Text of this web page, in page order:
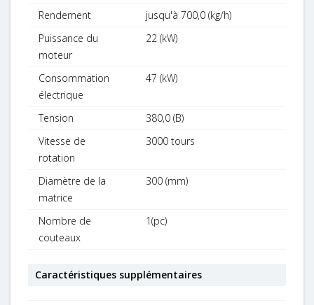
Rendement
jusqu'à 700,0 (kg/h)
Puissance du
moteur
22 (kW)
Consommation
électrique
47 (kW)
Tension
380,0 (В)
Vitesse de
rotation
3000 tours
Diamètre de la
matrice
300 (mm)
Nombre de
couteaux
1(pc)
Caractéristiques supplémentaires